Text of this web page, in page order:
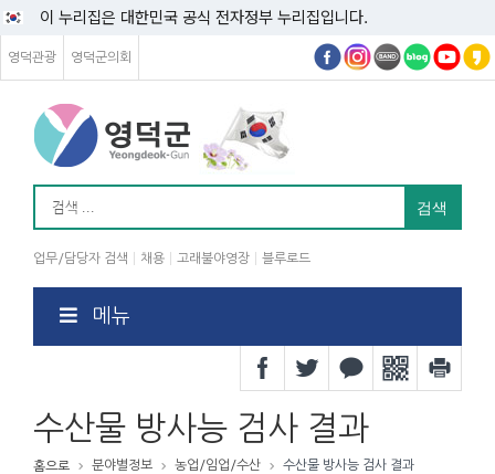
이 누리집은 대한민국 공식 전자정부 누리집입니다.
영덕관광 영덕군의회
업무/담당자 검색 채용 고래불야영장 블루로드
메뉴
수산물 방사능 검사 결과
홈으로 분야별정보 농업/임업/수산 수산물 방사능 검사 결과